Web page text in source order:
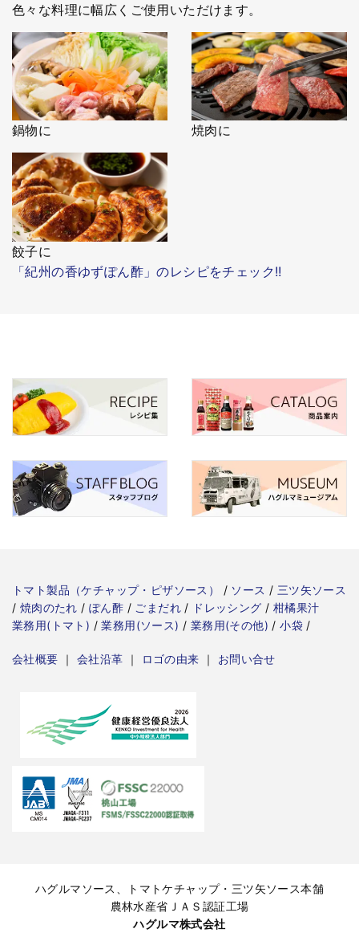
色々な料理に幅広くご使用いただけます。
鍋物に 焼肉に
餃子に
「紀州の香ゆずぽん酢」のレシピをチェック!!
トマト製品（ケチャップ・ピザソース） / ソース / 三ツ矢ソース
/ 焼肉のたれ /ぽん酢 / ごまだれ / ドレッシング / 柑橘果汁
業務用(トマト) /業務用(ソース) / 業務用(その他) /小袋 /
会社概要 ｜ 会社沿革 ｜ ロゴの由来 ｜ お問い合せ
ハグルマソース、トマトケチャップ・三ツ矢ソース本舗
農林水産省ＪＡＳ認証工場
ハグルマ株式会社